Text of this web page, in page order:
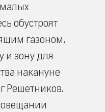
обустроят
газоном,
и зону для
накануне
Решетников.